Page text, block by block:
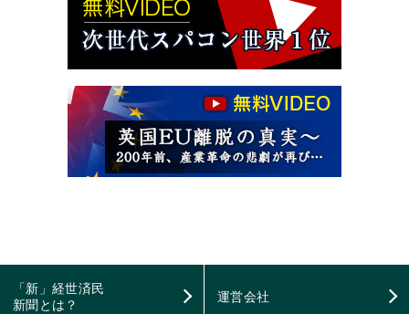
「新」経世済民
新聞とは？
運営会社